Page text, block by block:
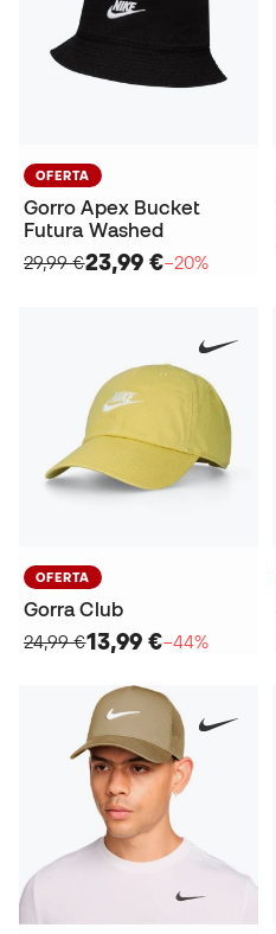
OFERTA
Gorro Apex Bucket
Futura Washed
29,99 €23,99 €−20%
OFERTA
Gorra Club
24,99 €13,99 €−44%